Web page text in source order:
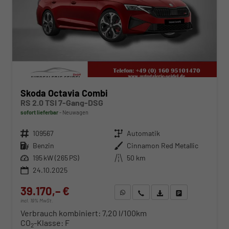
Skoda Octavia Combi
RS 2.0 TSI 7-Gang-DSG
sofort lieferbar Neuwagen
Fahrzeugnr. 109567 Getriebe Automatik
Kraftstoff Benzin Außenfarbe Cinnamon Red Metallic
Leistung 195 kW (265 PS) Kilometerstand 50 km
24.10.2025
39.170,– €
incl. 19% MwSt.
WhatsApp anfragen
Wir rufen Sie anFahrzeugexposé (PDF)
Verbrauch kombiniert: 7,20 l/100km
CO2-Klasse: F